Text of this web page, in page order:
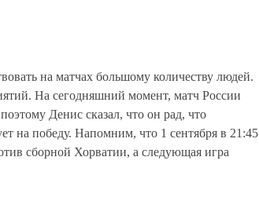
на матчах большому количеству людей.
На сегодняшний момент, матч России
Денис сказал, что он рад, что
на победу. Напомним, что 1 сентября в 21:45
сборной Хорватии, а следующая игра